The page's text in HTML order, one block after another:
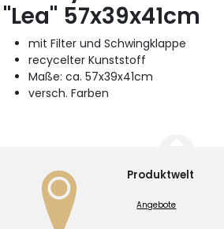
"Lea" 57x39x41cm
mit Filter und Schwingklappe
recycelter Kunststoff
Maße: ca. 57x39x41cm
versch. Farben
Produktwelt
Angebote